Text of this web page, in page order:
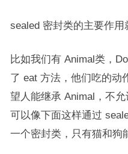
sealed 密封类的主要作用
比如我们有 Animal类，
了 eat 方法，他们吃的动
望人能继承 Animal，不
可以像下面这样通过
一个密封类，只有猫和狗